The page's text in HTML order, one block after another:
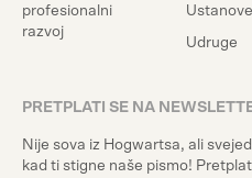
profesionalni
razvoj
Ustanove
Udruge
PRETPLATI SE NA
Nije sova iz Hogwartsa, ali
kad ti stigne naše pismo!